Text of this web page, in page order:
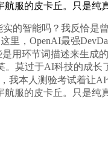
服的皮卡丘。只是
智能吗？我反恰是
，OpenAI最强
是用环节词描述来生
莫过于AI科技的成
我本人测验考试着
服的皮卡丘。只是